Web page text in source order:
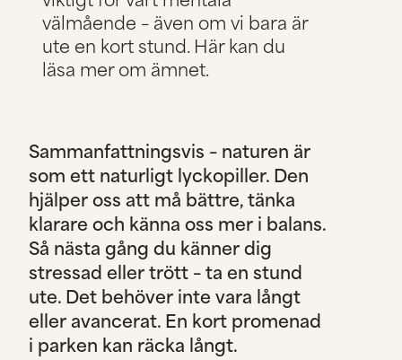
välmående – även om vi bara är
ute en kort stund.Här kan du
läsa mer om ämnet.
Sammanfattningsvis – naturen är
som ett naturligt lyckopiller. Den
hjälper oss att må bättre, tänka
klarare och känna oss mer i balans.
Så nästa gång du känner dig
stressad eller trött – ta en stund
ute. Det behöver inte vara långt
eller avancerat. En kort promenad
i parken kan räcka långt.